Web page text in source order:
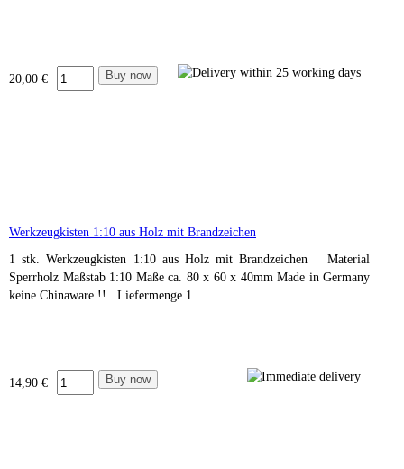
20,00 €
Werkzeugkisten 1:10 aus Holz mit Brandzeichen
1 stk. Werkzeugkisten 1:10 aus Holz mit Brandzeichen Material
Sperrholz Maßstab 1:10 Maße ca. 80 x 60 x 40mm Made in Germany
keine Chinaware !! Liefermenge 1 ...
14,90 €